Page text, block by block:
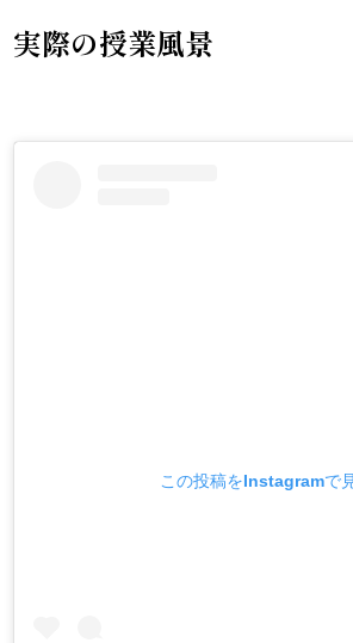
実際の授業風景
この投稿をInstagramで